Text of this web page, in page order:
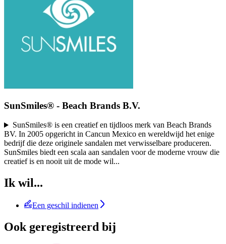
SunSmiles® - Beach Brands B.V.
SunSmiles® is een creatief en tijdloos merk van Beach Brands
BV. In 2005 opgericht in Cancun Mexico en wereldwijd het enige
bedrijf die deze originele sandalen met verwisselbare produceren.
SunSmiles biedt een scala aan sandalen voor de moderne vrouw die
creatief is en nooit uit de mode wil...
Ik wil...
Een geschil indienen
Ook geregistreerd bij